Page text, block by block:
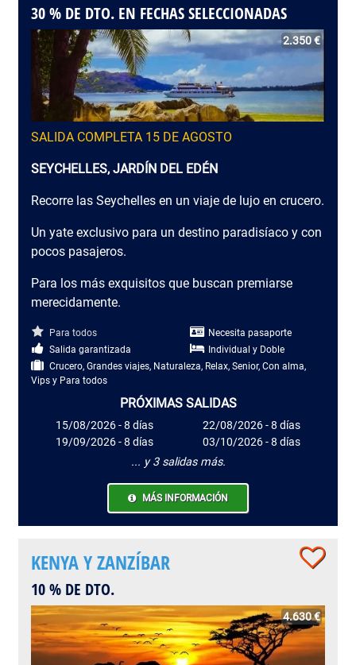
30 % DE DTO. EN FECHAS SELECCIONADAS
2.350 €
SALIDA COMPLETA 15 DE AGOSTO
SEYCHELLES, JARDÍN DEL EDÉN
Recorre las Seychelles en un viaje de lujo en crucero.
Un yate exclusivo para un destino paradisíaco y con
pocos pasajeros.
Para los más exquisitos que buscan premiarse
merecidamente.
Para todos
Necesita pasaporte
Salida garantizada
Individual y Doble
Crucero, Grandes viajes, Naturaleza, Relax, Senior, Con alma,
Vips y Para todos
PRÓXIMAS SALIDAS
15/08/2026 - 8 días
22/08/2026 - 8 días
19/09/2026 - 8 días
03/10/2026 - 8 días
... y 3 salidas más.
MÁS INFORMACIÓN
KENYA Y ZANZÍBAR
10 % DE DTO.
4.630 €